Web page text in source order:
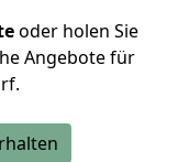
oder holen Sie
Angebote für